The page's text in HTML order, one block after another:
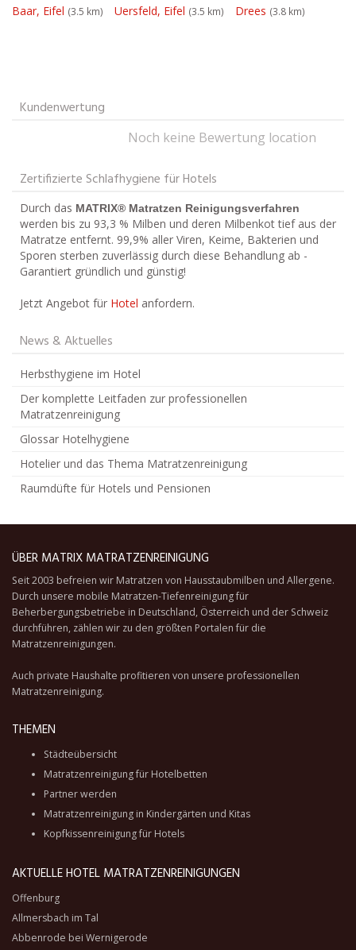
Baar, Eifel (3.5 km) Uersfeld, Eifel (3.5 km) Drees (3.8 km)
Kundenwertung
Noch keine Bewertung location
Zertifizierte Schlafhygiene für Hotels
Durch das MATRIX® Matratzen Reinigungsverfahren
werden bis zu 93,3 % Milben und deren Milbenkot tief aus der
Matratze entfernt. 99,9% aller Viren, Keime, Bakterien und
Sporen sterben zuverlässig durch diese Behandlung ab -
Garantiert gründlich und günstig!
Jetzt Angebot für Hotel anfordern.
News & Aktuelles
Herbsthygiene im Hotel
Der komplette Leitfaden zur professionellen
Matratzenreinigung
Glossar Hotelhygiene
Hotelier und das Thema Matratzenreinigung
Raumdüfte für Hotels und Pensionen
ÜBER MATRIX MATRATZENREINIGUNG
Seit 2003 befreien wir Matratzen von Hausstaubmilben und Allergene.
Durch unsere mobile Matratzen-Tiefenreinigungfür
Beherbergungsbetriebe in Deutschland, Österreich und der Schweiz
durchführen, zählen wir zu den größten Portalen für die
Matratzenreinigungen.
Auch private Haushalte profitieren von unsere professionellen
Matratzenreinigung.
THEMEN
Städteübersicht
Matratzenreinigung für Hotelbetten
Partner werden
Matratzenreinigung in Kindergärten und Kitas
Kopfkissenreinigung für Hotels
AKTUELLE HOTEL MATRATZENREINIGUNGEN
Offenburg
Allmersbach im Tal
Abbenrode bei Wernigerode